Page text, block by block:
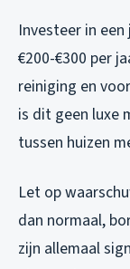
Investeer in
€200-€300 per
reiniging en
is dit geen luxe
tussen huizen
Let op
dan normaal,
zijn allemaal